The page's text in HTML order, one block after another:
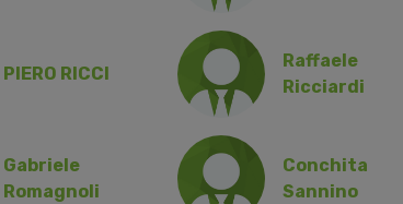
PIERO RICCI
Raffaele
Ricciardi
Gabriele
Romagnoli
Conchita
Sannino